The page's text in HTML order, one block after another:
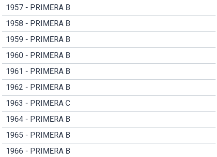
1957 - PRIMERA B
1958 - PRIMERA B
1959 - PRIMERA B
1960 - PRIMERA B
1961 - PRIMERA B
1962 - PRIMERA B
1963 - PRIMERA C
1964 - PRIMERA B
1965 - PRIMERA B
1966 - PRIMERA B